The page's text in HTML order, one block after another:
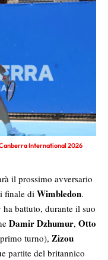
International 2026
il prossimo avversario
finale di Wimbledon.
ha battuto, durante il suo
Damir Dzhumur, Otto
turno), Zizou
partite del britannico